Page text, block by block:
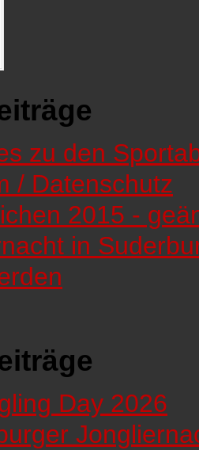
zu den
/ Datenschutz
2015 -
in
Day 2026